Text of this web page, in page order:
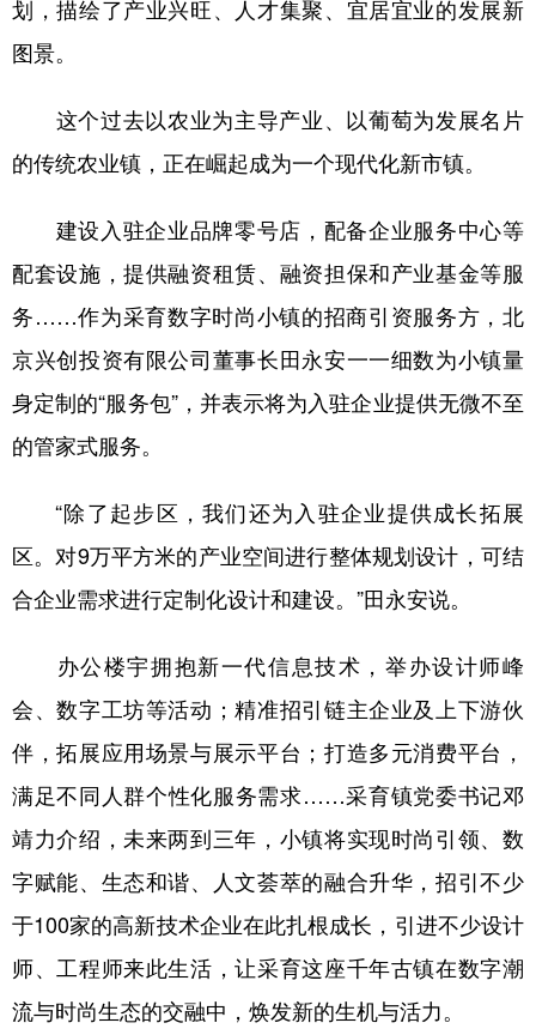
划，描绘了产业兴旺、人才集聚、宜居宜业的发展新
图景。
这个过去以农业为主导产业、以葡萄为发展名片
的传统农业镇，正在崛起成为一个现代化新市镇。
建设入驻企业品牌零号店，配备企业服务中心等
配套设施，提供融资租赁、融资担保和产业基金等服
务……作为采育数字时尚小镇的招商引资服务方，北
京兴创投资有限公司董事长田永安一一细数为小镇量
身定制的“服务包”，并表示将为入驻企业提供无微不至
的管家式服务。
“除了起步区，我们还为入驻企业提供成长拓展
区。对9万平方米的产业空间进行整体规划设计，可结
合企业需求进行定制化设计和建设。”田永安说。
办公楼宇拥抱新一代信息技术，举办设计师峰
会、数字工坊等活动；精准招引链主企业及上下游伙
伴，拓展应用场景与展示平台；打造多元消费平台，
满足不同人群个性化服务需求……采育镇党委书记邓
靖力介绍，未来两到三年，小镇将实现时尚引领、数
字赋能、生态和谐、人文荟萃的融合升华，招引不少
于100家的高新技术企业在此扎根成长，引进不少设计
师、工程师来此生活，让采育这座千年古镇在数字潮
流与时尚生态的交融中，焕发新的生机与活力。